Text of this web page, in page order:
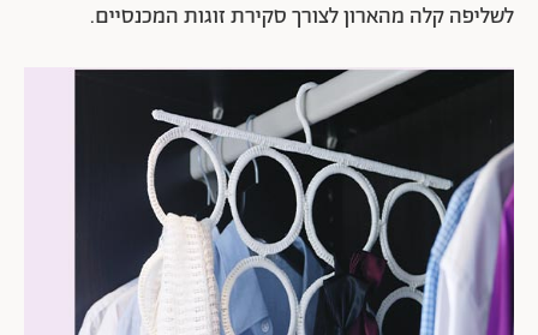
לשליפה קלה מהארון לצורך סקירת זוגות המכנסיים.